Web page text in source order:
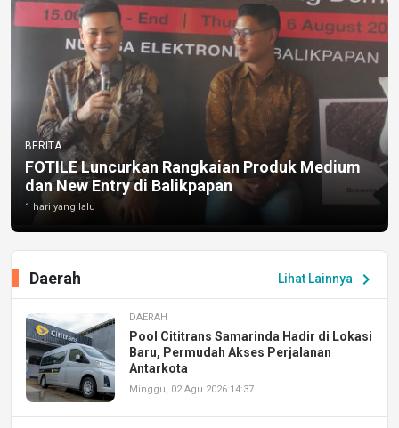
BERITA
FOTILE Luncurkan Rangkaian Produk Medium
dan New Entry di Balikpapan
1 hari yang lalu
Lihat Lainnya chevron_right
Daerah
DAERAH
Pool Cititrans Samarinda Hadir di Lokasi
Baru, Permudah Akses Perjalanan
Antarkota
Minggu, 02 Agu 2026 14:37